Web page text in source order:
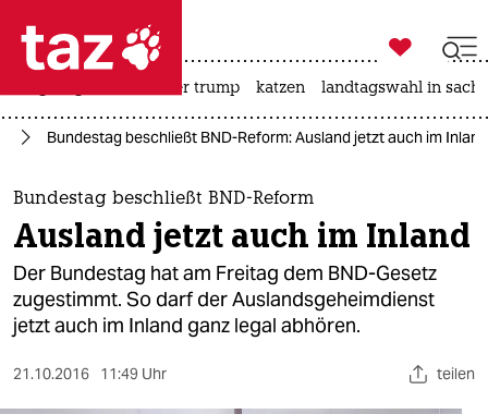
 taz zahl ich
taz zahl ich
themen
politik
öko
gesellschaft

taz zahl ich
usa unter trump katzen landtagswahl in
Bundestag beschließt BND-Reform: Ausland jetzt auch im Inland
Bundestag beschließt BND-Reform
Ausland jetzt auch im Inland
Der Bundestag hat am Freitag dem BND-Gesetz
zugestimmt. So darf der Auslandsgeheimdienst
jetzt auch im Inland ganz legal abhören.
21.10.2016 11:49 Uhr teilen